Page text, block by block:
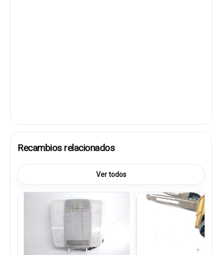
Recambios relacionados
Ver todos